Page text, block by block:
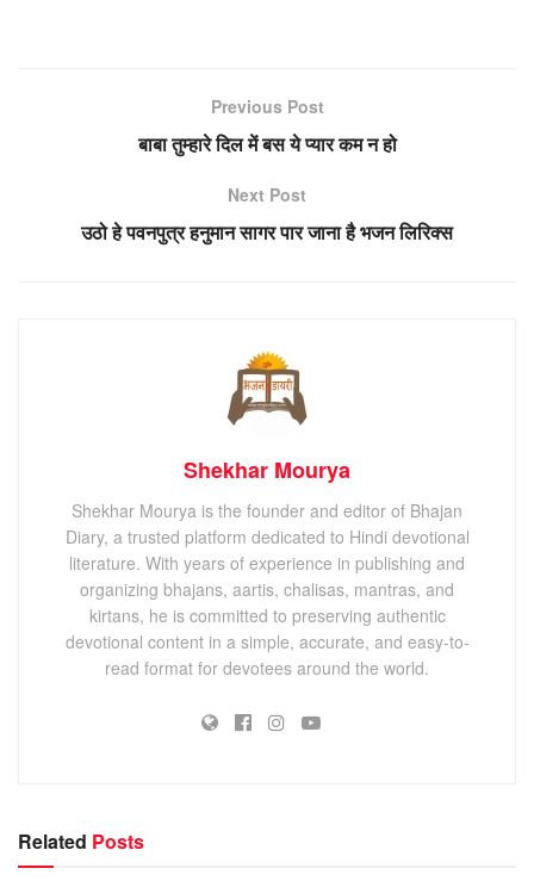
Previous Post
बाबा तुम्हारे दिल में बस ये प्यार कम न हो
Next Post
उठो हे पवनपुत्र हनुमान सागर पार जाना है भजन लिरिक्स
Shekhar Mourya
Shekhar Mourya is the founder and editor of Bhajan
Diary, a trusted platform dedicated to Hindi devotional
literature. With years of experience in publishing and
organizing bhajans, aartis, chalisas, mantras, and
kirtans, he is committed to preserving authentic
devotional content in a simple, accurate, and easy-to-
read format for devotees around the world.
Related Posts